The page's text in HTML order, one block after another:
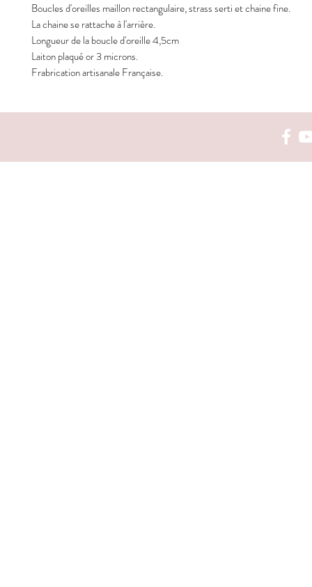
Boucles d'oreilles maillon rectangulaire, strass serti et chaine fine.
La chaine se rattache à l'arrière.
Longueur de la boucle d'oreille 4,5cm
Laiton plaqué or 3 microns.
Frabrication artisanale Française.